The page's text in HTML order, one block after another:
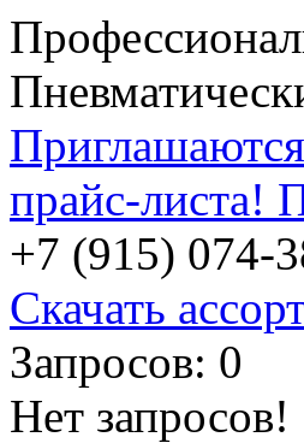
прайс-листа!
+7 (915) 074-
Скачать
Запросов: 0
Нет запросов!